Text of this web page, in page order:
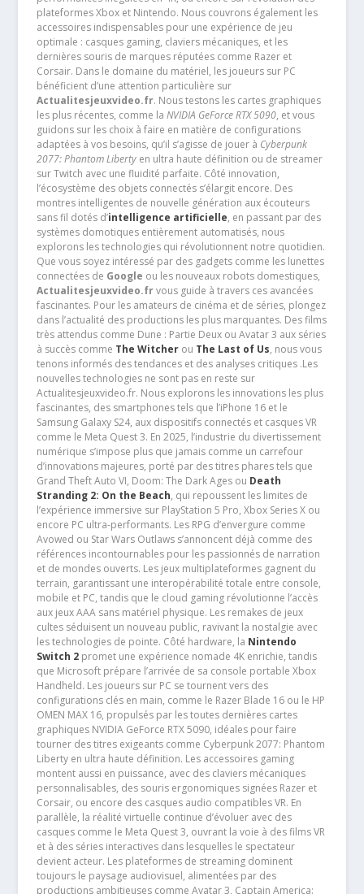
plateformes Xbox et Nintendo. Nous couvrons également les
accessoires indispensables pour une expérience de jeu
optimale : casques gaming, claviers mécaniques, et les
dernières souris de marques réputées comme Razer et
Corsair. Dans le domaine du matériel, les joueurs sur PC
bénéficient d’une attention particulière sur
Actualitesjeuxvideo.fr. Nous testons les cartes graphiques
les plus récentes, comme la NVIDIA GeForce RTX 5090, et vous
guidons sur les choix à faire en matière de configurations
adaptées à vos besoins, qu’il s’agisse de jouer à Cyberpunk
2077: Phantom Libertyen ultra haute définition ou de streamer
sur Twitch avec une fluidité parfaite. Côté innovation,
l’écosystème des objets connectés s’élargit encore. Des
montres intelligentes de nouvelle génération aux écouteurs
sans fil dotés d’intelligence artificielle, en passant par des
systèmes domotiques entièrement automatisés, nous
explorons les technologies qui révolutionnent notre quotidien.
Que vous soyez intéressé par des gadgets comme les lunettes
connectées de Google ou les nouveaux robots domestiques,
Actualitesjeuxvideo.frvous guide à travers ces avancées
fascinantes. Pour les amateurs de cinéma et de séries, plongez
dans l’actualité des productions les plus marquantes. Des films
très attendus comme Dune : Partie Deux ou Avatar 3 aux séries
à succès comme The Witcherou The Last of Us, nous vous
tenons informés des tendances et des analyses critiques .Les
nouvelles technologies ne sont pas en reste sur
Actualitesjeuxvideo.fr. Nous explorons les innovations les plus
fascinantes, des smartphones tels que l’iPhone 16 et le
Samsung Galaxy S24, aux dispositifs connectés et casques VR
comme le Meta Quest 3. En 2025, l’industrie du divertissement
numérique s’impose plus que jamais comme un carrefour
d’innovations majeures, porté par des titres phares tels que
Grand Theft Auto VI, Doom: The Dark Ages ou Death
Stranding 2: On the Beach, qui repoussent les limites de
l’expérience immersive sur PlayStation 5 Pro, Xbox Series X ou
encore PC ultra-performants. Les RPG d’envergure comme
Avowed ou Star Wars Outlaws s’annoncent déjà comme des
références incontournables pour les passionnés de narration
et de mondes ouverts. Les jeux multiplateformes gagnent du
terrain, garantissant une interopérabilité totale entre console,
mobile et PC, tandis que le cloud gaming révolutionne l’accès
aux jeux AAA sans matériel physique. Les remakes de jeux
cultes séduisent un nouveau public, ravivant la nostalgie avec
les technologies de pointe. Côté hardware, la Nintendo
Switch 2promet une expérience nomade 4K enrichie, tandis
que Microsoft prépare l’arrivée de sa console portable Xbox
Handheld. Les joueurs sur PC se tournent vers des
configurations clés en main, comme le Razer Blade 16 ou le HP
OMEN MAX 16, propulsés par les toutes dernières cartes
graphiques NVIDIA GeForce RTX 5090, idéales pour faire
tourner des titres exigeants comme Cyberpunk 2077: Phantom
Liberty en ultra haute définition. Les accessoires gaming
montent aussi en puissance, avec des claviers mécaniques
personnalisables, des souris ergonomiques signées Razer et
Corsair, ou encore des casques audio compatibles VR. En
parallèle, la réalité virtuelle continue d’évoluer avec des
casques comme le Meta Quest 3, ouvrant la voie à des films VR
et à des séries interactives dans lesquelles le spectateur
devient acteur. Les plateformes de streaming dominent
toujours le paysage audiovisuel, alimentées par des
productions ambitieuses comme Avatar 3, Captain America: